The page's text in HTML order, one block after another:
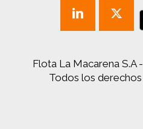
Flota La Macarena S.A
Todos los